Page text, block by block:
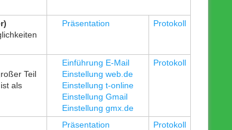
Präsentation Protokoll
Teil
als
Einführung E-Mail
Einstellung web.de
Einstellung t-online
Einstellung Gmail
Einstellung gmx.de
Protokoll
Präsentation Protokoll